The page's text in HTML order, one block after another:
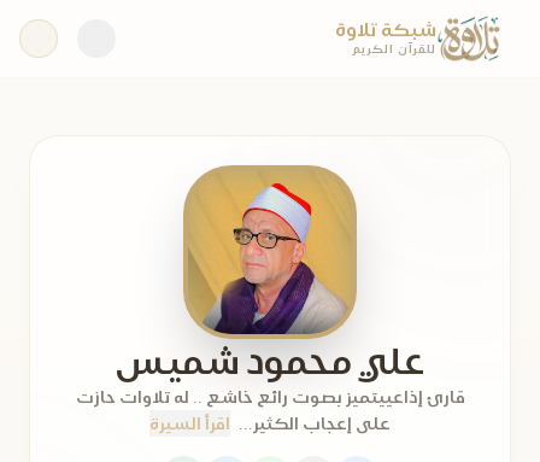
شبكة تلاوة
للقرآن الكريم
علي محمود شميس
قارئ إذاعييتميز بصوت رائع خاشع .. له تلاوات حازت
على إعجاب الكثير...
اقرأ السيرة